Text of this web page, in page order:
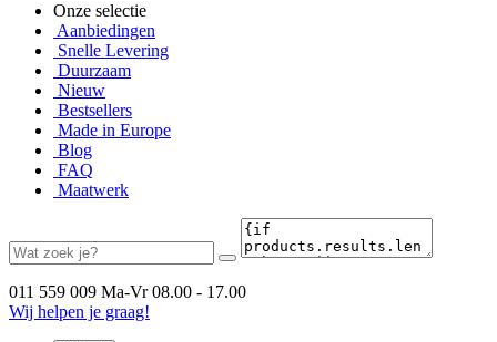
Onze selectie
Aanbiedingen
Snelle Levering
Duurzaam
Nieuw
Bestsellers
Made in Europe
Blog
FAQ
Maatwerk
011 559 009 Ma-Vr 08.00 - 17.00
Wij helpen je graag!